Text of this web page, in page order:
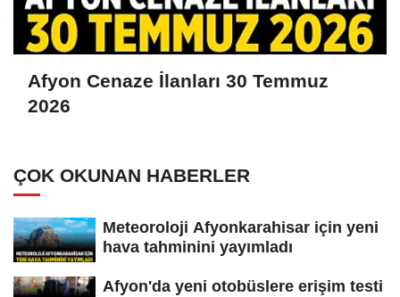
Afyon Cenaze İlanları 30 Temmuz
2026
ÇOK OKUNAN HABERLER
Meteoroloji Afyonkarahisar için yeni
hava tahminini yayımladı
Afyon'da yeni otobüslere erişim testi